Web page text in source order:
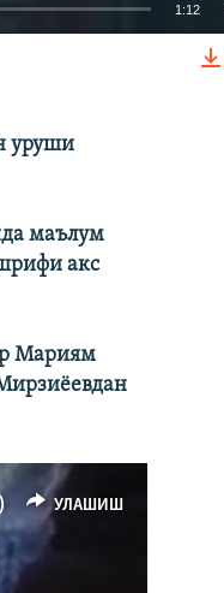
1:12
уруши
маълум
акс
Мариям
УЛАШИШ